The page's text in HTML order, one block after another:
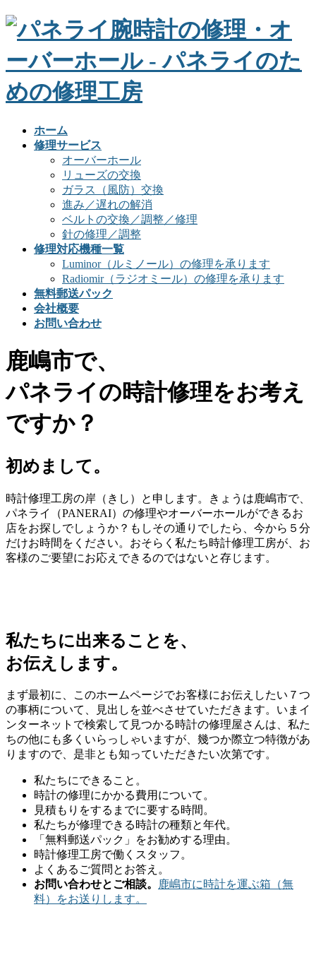
ホーム
修理サービス
オーバーホール
リューズの交換
ガラス（風防）交換
進み／遅れの解消
ベルトの交換／調整／修理
針の修理／調整
修理対応機種一覧
Luminor（ルミノール）の修理を承ります
Radiomir（ラジオミール）の修理を承ります
無料郵送パック
会社概要
お問い合わせ
鹿嶋市で、
パネライの時計修理をお考え
ですか？
初めまして。
時計修理工房の岸（きし）と申します。きょうは鹿嶋市で、
パネライ（PANERAI）の修理やオーバーホールができるお
店をお探しでしょうか？もしその通りでしたら、今から５分
だけお時間をください。おそらく私たち時計修理工房が、お
客様のご要望にお応えできるのではないと存じます。
私たちに出来ることを、
お伝えします。
まず最初に、このホームページでお客様にお伝えしたい７つ
の事柄について、見出しを並べさせていただきます。いまイ
ンターネットで検索して見つかる時計の修理屋さんは、私た
ちの他にも多くいらっしゃいますが、幾つか際立つ特徴があ
りますので、是非とも知っていただきたい次第です。
私たちにできること。
時計の修理にかかる費用について。
見積もりをするまでに要する時間。
私たちが修理できる時計の種類と年代。
「無料郵送パック」をお勧めする理由。
時計修理工房で働くスタッフ。
よくあるご質問とお答え。
お問い合わせとご相談。
鹿嶋市に時計を運ぶ箱（無
料）をお送りします。